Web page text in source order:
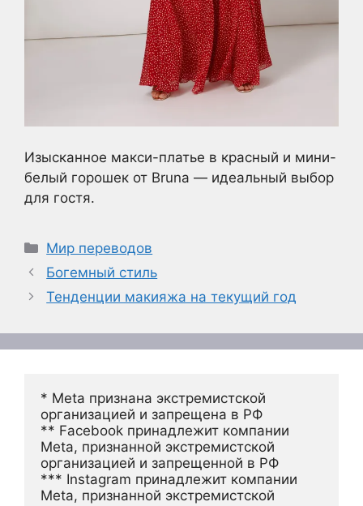
Изысканное макси-платье в красный и мини-
белый горошек от Bruna — идеальный выбор
для гостя.
Рубрики
Мир переводов
Богемный стиль
Тенденции макияжа на текущий год
* Meta признана экстремистской
организацией и запрещена в РФ
** Facebook принадлежит компании
Meta, признанной экстремистской
организацией и запрещенной в РФ
*** Instagram принадлежит компании
Meta, признанной экстремистской